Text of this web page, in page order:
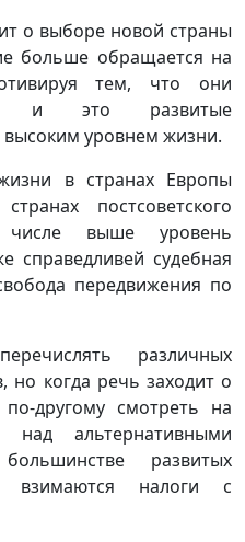
о выборе новой страны
больше обращается на
тем, что они
и это развитые
высоким уровнем жизни.
в странах Европы
постсоветского
выше уровень
справедливей судебная
передвижения по
различных
но когда речь заходит о
другому смотреть на
альтернативными
развитых
взимаются налоги с